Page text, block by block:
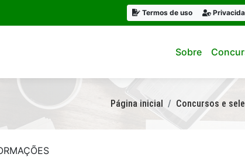
Termos de uso
Sobre
Página inicial Concursos e